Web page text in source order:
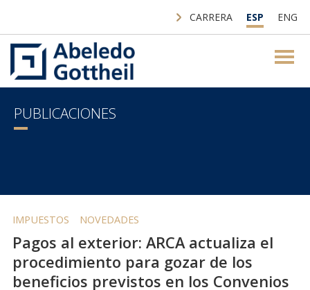
CARRERA ESP ENG
PUBLICACIONES
IMPUESTOS NOVEDADES
Pagos al exterior: ARCA actualiza el
procedimiento para gozar de los
beneficios previstos en los Convenios